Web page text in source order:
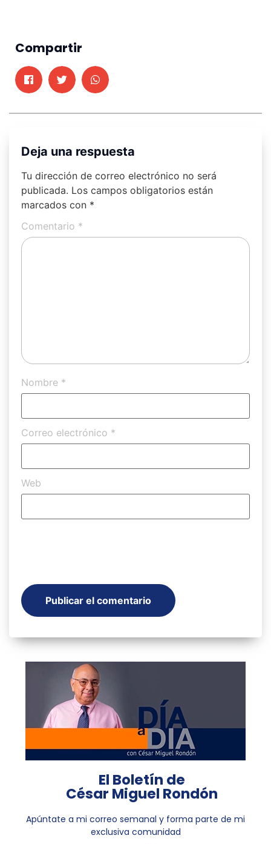
Compartir
Deja una respuesta
Tu dirección de correo electrónico no será
publicada. Los campos obligatorios están
marcados con *
Comentario *
Nombre *
Correo electrónico *
Web
El Boletín de
César Miguel Rondón
Apúntate a mi correo semanal y forma parte de mi
exclusiva comunidad